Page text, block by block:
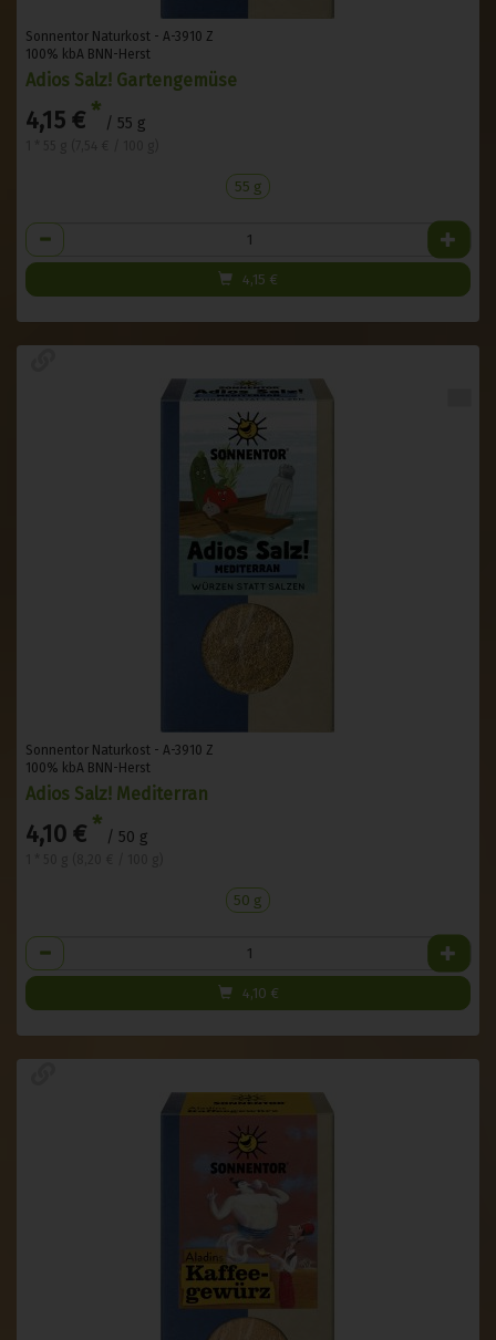
Sonnentor Naturkost - A-3910 Z
100% kbA BNN-Herst
Adios Salz! Gartengemüse
4,15 € * / 55 g
55 g
Anzahl
4,15 €
Sonnentor Naturkost - A-3910 Z
100% kbA BNN-Herst
Adios Salz! Mediterran
4,10 € * / 50 g
50 g
Anzahl
4,10 €